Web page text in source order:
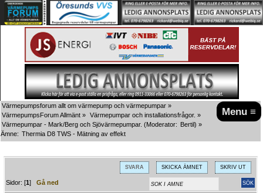
Menu ≡
Värmepumpsforum allt om värmepump och värmepumpar »
VärmepumpsForum Allmänt » Värmepumpar och installationsfrågor. »
Värmepumpar - Mark/Berg och Sjövärmepumpar. (Moderator: Bertil) »
Ämne: Thermia D8 TWS - Mätning av effekt
SVARA SKICKA ÄMNET SKRIV UT
Sidor: [1]Gå ned